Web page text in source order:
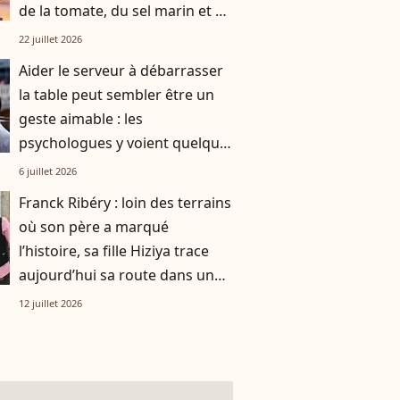
de la tomate, du sel marin et un
smoothie"
22 juillet 2026
Aider le serveur à débarrasser
la table peut sembler être un
geste aimable : les
psychologues y voient quelque
chose de bien plus profond.
6 juillet 2026
Franck Ribéry : loin des terrains
où son père a marqué
l’histoire, sa fille Hiziya trace
aujourd’hui sa route dans un
tout autre univers
12 juillet 2026